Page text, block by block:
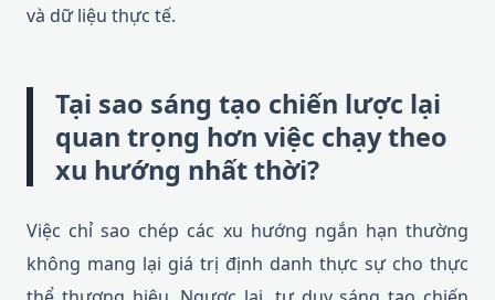
và dữ liệu thực tế.
Tại sao sáng tạo chiến lược lại
quan trọng hơn việc chạy theo
xu hướng nhất thời?
Việc chỉ sao chép các xu hướng ngắn hạn thường
không mang lại giá trị định danh thực sự cho thực